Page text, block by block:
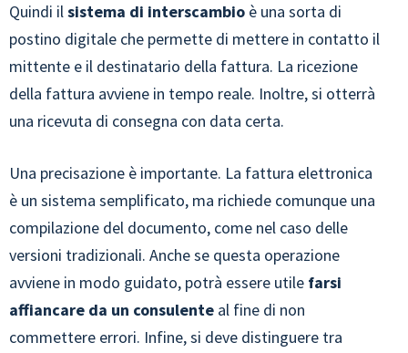
Quindi ilsistema di interscambio è una sorta di
postino digitale che permette di mettere in contatto il
mittente e il destinatario della fattura. La ricezione
della fattura avviene in tempo reale. Inoltre, si otterrà
una ricevuta di consegna con data certa.
Una precisazione è importante. La fattura elettronica
è un sistema semplificato, ma richiede comunque una
compilazione del documento, come nel caso delle
versioni tradizionali. Anche se questa operazione
avviene in modo guidato, potrà essere utile farsi
affiancare da un consulente al fine di non
commettere errori. Infine, si deve distinguere tra